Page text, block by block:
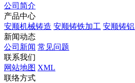
公司简介
产品中心
安顺机械铸造 安顺铸铁加工 安顺铸
新闻动态
公司新闻 常见问题
联系我们
网站地图 XML
联络方式